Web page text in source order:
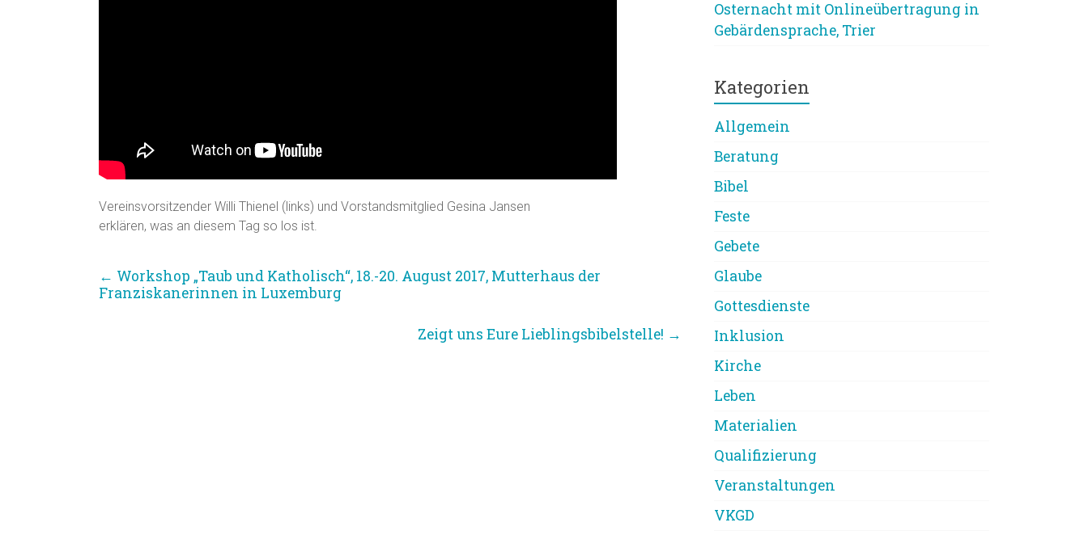
Vereinsvorsitzender Willi Thienel (links) und Vorstandsmitglied Gesina Jansen
erklären, was an diesem Tag so los ist.
← Workshop „Taub und Katholisch“, 18.-20. August 2017, Mutterhaus der
Franziskanerinnen in Luxemburg
Zeigt uns Eure Lieblingsbibelstelle! →
Osternacht mit Onlineübertragung in
Gebärdensprache, Trier
Kategorien
Allgemein
Beratung
Bibel
Feste
Gebete
Glaube
Gottesdienste
Inklusion
Kirche
Leben
Materialien
Qualifizierung
Veranstaltungen
VKGD